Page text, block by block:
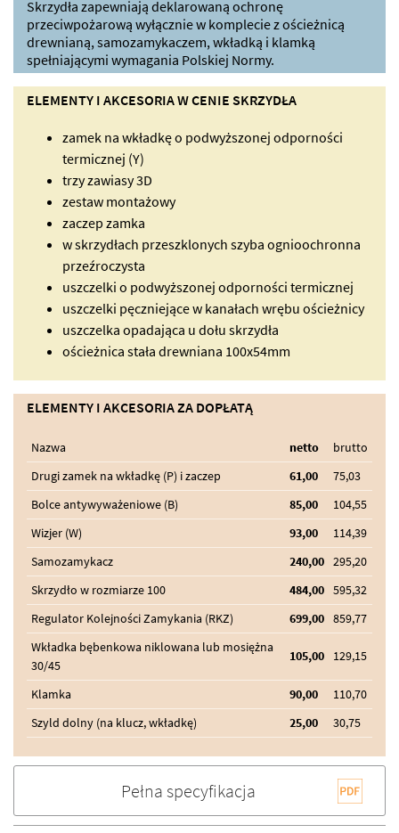
Skrzydła zapewniają deklarowaną ochronę
przeciwpożarową wyłącznie w komplecie z ościeżnicą
drewnianą, samozamykaczem, wkładką i klamką
spełniającymi wymagania Polskiej Normy.
ELEMENTY I AKCESORIA W CENIE SKRZYDŁA
zamek na wkładkę o podwyższonej odporności
termicznej (Y)
trzy zawiasy 3D
zestaw montażowy
zaczep zamka
w skrzydłach przeszklonych szyba ognioochronna
przeźroczysta
uszczelki o podwyższonej odporności termicznej
uszczelki pęczniejące w kanałach wrębu ościeżnicy
uszczelka opadająca u dołu skrzydła
ościeżnica stała drewniana 100x54mm
ELEMENTY I AKCESORIA ZA DOPŁATĄ
Nazwa netto
brutto
Drugi zamek na wkładkę (P) i zaczep
61,00
75,03
Bolce antywyważeniowe (B)
85,00
104,55
Wizjer (W)
93,00
114,39
Samozamykacz
240,00 295,20
Skrzydło w rozmiarze 100
484,00 595,32
Regulator Kolejności Zamykania (RKZ)
699,00 859,77
Wkładka bębenkowa niklowana lub mosiężna
30/45
105,00 129,15
Klamka 90,00
110,70
Szyld dolny (na klucz, wkładkę)
25,00 30,75
Pełna specyfikacja